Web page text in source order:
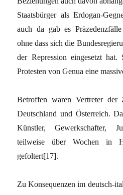
Staatsbürger als Erdogan-
auch da gab es
ohne dass sich die
der Repression eingesetzt
Protesten von Genua eine
Betroffen waren Vertreter der
Deutschland und Österreich.
Künstler, Gewerkschafter,
teilweise über Wochen in
gefoltert[17].
Zu Konsequenzen im deutsch-